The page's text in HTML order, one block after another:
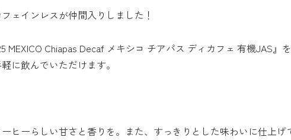
ェインレスが仲間入りしました！
Chiapas Decaf メキシコ チアパス ディカフェ 有機JAS』を
に飲んでいただけます。
ヒーらしい甘さと香りを。また、すっきりとした味わいに仕上